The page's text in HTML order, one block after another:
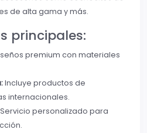
de alta gama y más.
principales:
premium con materiales
Incluye productos de
internacionales.
Servicio personalizado para